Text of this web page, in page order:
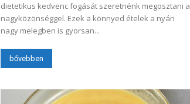
dietetikus kedvenc fogását szeretnénk megosztani a
nagyközönséggel. Ezek a könnyed ételek a nyári
nagy melegben is gyorsan...
bővebben